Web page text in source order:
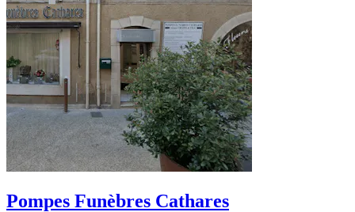
Pompes Funèbres Cathares